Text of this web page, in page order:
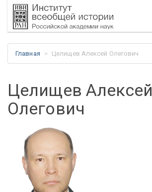
Главная Целищев Алексей Олегович
Целищев Алексей
Олегович